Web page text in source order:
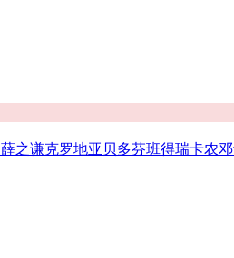
薛之谦克罗地亚 贝多芬班得瑞卡农